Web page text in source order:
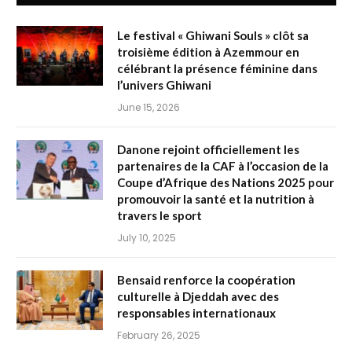
Le festival « Ghiwani Souls » clôt sa
troisième édition à Azemmour en
célébrant la présence féminine dans
l’univers Ghiwani
June 15, 2026
Danone rejoint officiellement les
partenaires de la CAF à l’occasion de la
Coupe d’Afrique des Nations 2025 pour
promouvoir la santé et la nutrition à
travers le sport
July 10, 2025
Bensaid renforce la coopération
culturelle à Djeddah avec des
responsables internationaux
February 26, 2025